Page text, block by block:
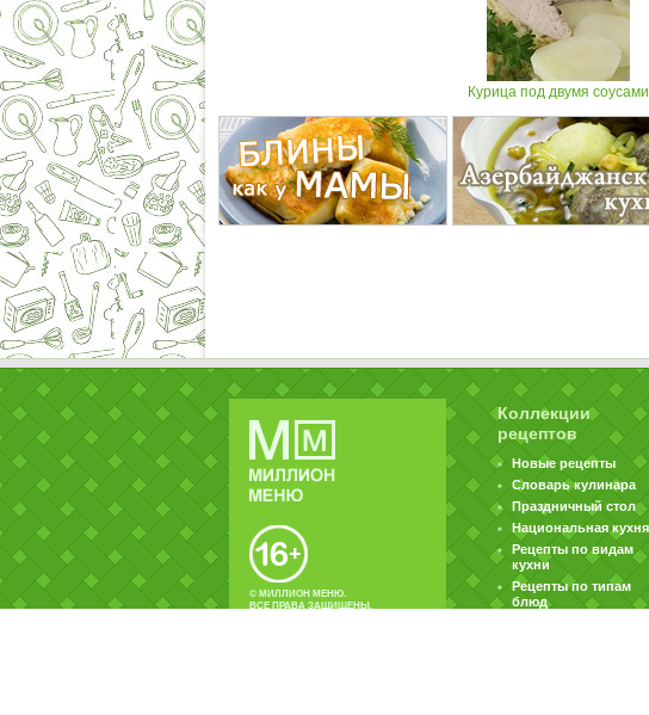
Курица под двумя соусами
© МИЛЛИОН МЕНЮ.
ВСЕ ПРАВА ЗАЩИЩЕНЫ.
Коллекции
рецептов
Новые рецепты
Словарь кулинара
Праздничный стол
Национальная кухня
Рецепты по видам
кухни
Рецепты по типам
блюд